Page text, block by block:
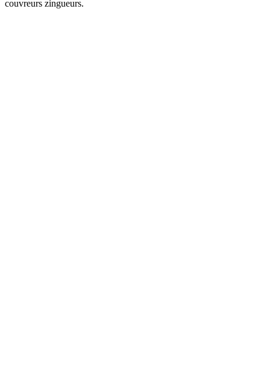
couvreurs zingueurs.